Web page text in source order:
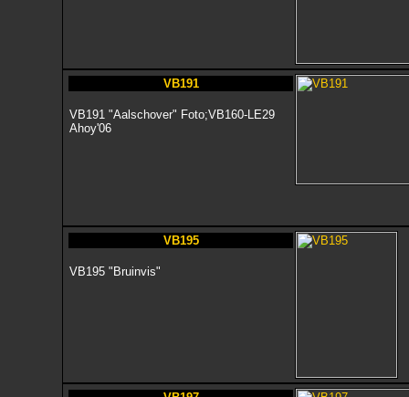
VB191
VB191 "Aalschover" Foto;VB160-LE29
Ahoy'06
VB195
VB195 "Bruinvis"